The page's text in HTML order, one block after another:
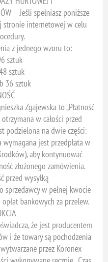
– Jeśli spełniasz poniższe
stronie internetowej w celu
z jednego wzoru to:
sztuk
sztuk
36 sztuk
Zgajewska to „Płatność
w całości przed
podzielona na dwie części:
jest przedpłata w
aby kontynuować
złożonego zamówienia.
przed wysyłką
sprzedawcy w pełnej kwocie
bankowych za przelew.
że ​​jest producentem
i że towary są pochodzenia
przez Koronex